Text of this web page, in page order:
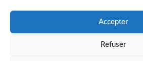
Accepter
Refuser